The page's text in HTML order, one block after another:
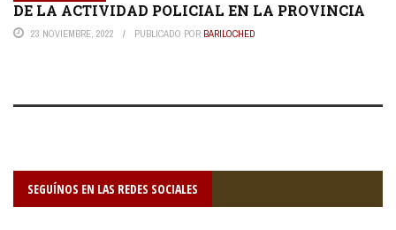
DE LA ACTIVIDAD POLICIAL EN LA PROVINCIA
23 NOVIEMBRE, 2022 PUBLICADO POR BARILOCHED
SEGUÍNOS EN LAS REDES SOCIALES